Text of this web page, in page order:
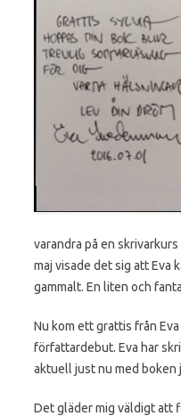
varandra på en skrivarkurs
maj visade det sig att Eva
gammalt. En liten och
Nu kom ett grattis från
författardebut. Eva har
aktuell just nu med boken
Det gläder mig väldigt att